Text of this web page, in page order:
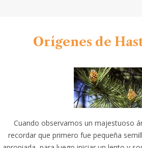
Orígenes de
Cuando observamos un majestuoso
recordar que primero fue pequeña